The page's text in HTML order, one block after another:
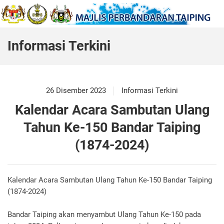
Informasi Terkini
26 Disember 2023 Informasi Terkini
Kalendar Acara Sambutan Ulang
Tahun Ke-150 Bandar Taiping
(1874-2024)
Kalendar Acara Sambutan Ulang Tahun Ke-150 Bandar Taiping
(1874-2024)
Bandar Taiping akan menyambut Ulang Tahun Ke-150 pada